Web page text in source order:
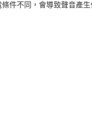
件不同，會導致聲音產